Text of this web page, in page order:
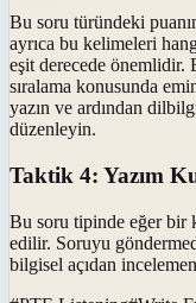
Bu soru türündeki
ayrıca bu kelimeleri
eşit derecede önemlidir.
sıralama konusunda
yazın ve ardından
düzenleyin.
Taktik 4: Yazım
Bu soru tipinde eğer bir
edilir. Soruyu
bilgisel açıdan